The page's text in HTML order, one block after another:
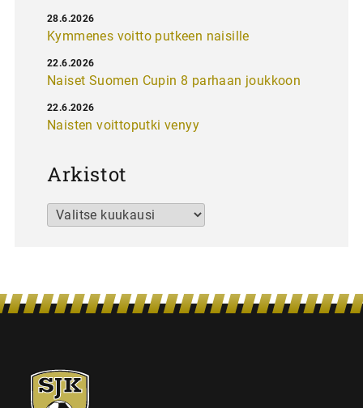
Kymmenes voitto putkeen naisille
28.6.2026
Naiset Suomen Cupin 8 parhaan joukkoon
22.6.2026
Naisten voittoputki venyy
22.6.2026
Arkistot
Arkistot
SJK-
juniorit